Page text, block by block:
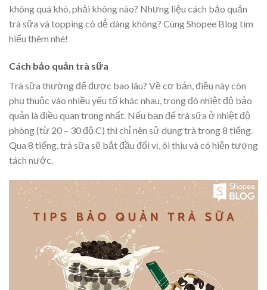
không quá khó, phải không nào? Nhưng liệu cách bảo quản
trà sữa và topping có dễ dàng không? Cùng Shopee Blog tìm
hiểu thêm nhé!
Cách bảo quản trà sữa
Trà sữa thường để được bao lâu? Về cơ bản, điều này còn
phụ thuộc vào nhiều yếu tố khác nhau, trong đó nhiệt độ bảo
quản là điều quan trọng nhất. Nếu bạn để trà sữa ở nhiệt độ
phòng (từ 20 – 30 độ C) thì chỉ nên sử dụng trà trong 8 tiếng.
Qua 8 tiếng, trà sữa sẽ bắt đầu đổi vị, ôi thiu và có hiện tượng
tách nước.